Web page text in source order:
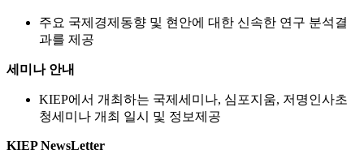
주요 국제경제동향 및 현안에 대한 신속한 연구 분석결
과를 제공
세미나 안내
KIEP에서 개최하는 국제세미나, 심포지움, 저명인사초
청세미나 개최 일시 및 정보제공
KIEP NewsLetter